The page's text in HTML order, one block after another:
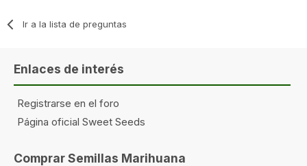
Ir a la lista de preguntas
Enlaces de interés
Registrarse en el foro
Página oficial Sweet Seeds
Comprar Semillas Marihuana